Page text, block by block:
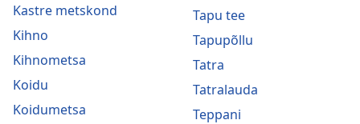
Kastre metskond
Kihno
Kihnometsa
Koidu
Koidumetsa
Tapu tee
Tapupõllu
Tatra
Tatralauda
Teppani